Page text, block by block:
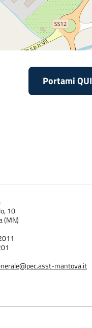
Portami QUI
10
(MN)
mantova.it